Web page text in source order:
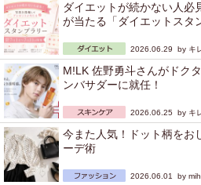
ダイエットが続かない人必
が当たる「ダイエットスタ
2026.06.29 by キ
M!LK 佐野勇斗さんがドク
ンバサダーに就任！
2026.06.25 by キ
今また人気！ドット柄をお
ーデ術
2026.06.01 by